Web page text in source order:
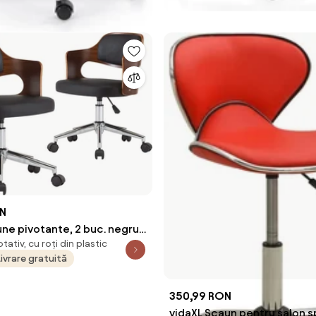
pivotante, 2 buc. negru,
& piele ecologică
cu roți din plastic
gratuită
350,99 RON
vidaXL Scaun pentru salon